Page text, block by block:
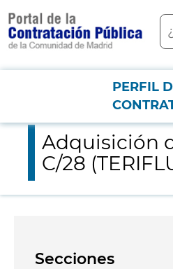
contenido
principal
Menú PCON
PERFIL
Adquisición de la
Adquisición
C/28
Secciones